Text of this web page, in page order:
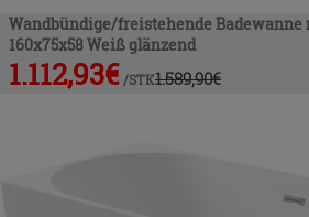
Wandbündige/freistehende
160x75x58 Weiß glänzend
1.112,93€ /STK1.589,90€